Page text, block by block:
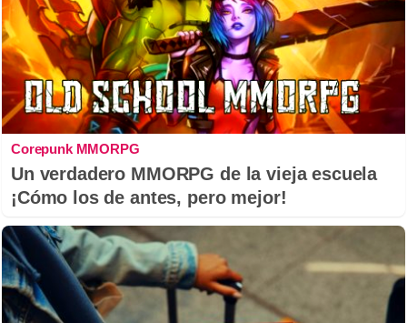
Corepunk MMORPG
Un verdadero MMORPG de la vieja escuela
¡Cómo los de antes, pero mejor!